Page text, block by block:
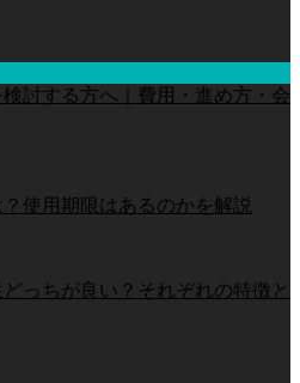
討する方へ｜費用・進め方・会
使用期限はあるのかを解説
っちが良い？それぞれの特徴と